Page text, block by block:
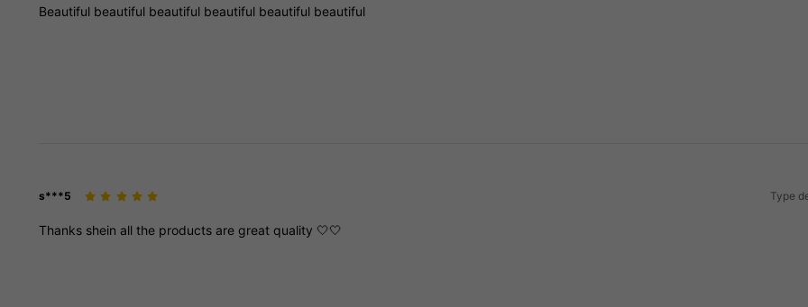
Beautiful beautiful beautiful beautiful beautiful beautiful
s***5 Type
Thanks shein all the products are great quality 🤍🤍